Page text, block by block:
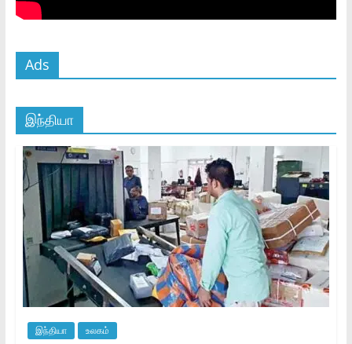
Ads
இந்தியா
இந்தியா உலகம்